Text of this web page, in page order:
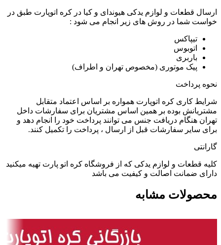
ارسال قطعات و لوازم یدکی هیوندای و کیا در کره اتوپارت طبق در
خواست شما در روش های زیر انجام می شود :
تیپاکس
اتوبوس
باربری
پیک موتوری (مخصوص تهران و اطراف)
نحوه پرداخت
شرایط کاری کره اتوپارت همواره بر اساس اعتماد متقابل
مشتریانش بوده بر همین اساس مشتریان برای سفارشات داخل
تهران هنگام دریافت جنس می توانند پرداخت خود را انجام دهد و
برای سایر سفارشات قبل از ارسال ، پرداخت را تکمیل کنند.
گارانتی
کلیه قطعات و لوازم یدکی که از فروشگاه کره اتو پارت تهیه میکنید
دارای ضمانت اصالت و کیفیت می باشد
محصولات مشابه